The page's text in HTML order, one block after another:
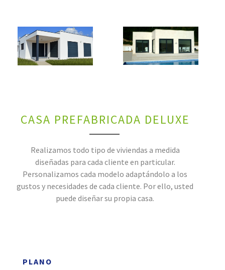
CASA PREFABRICADA DELUXE
Realizamos todo tipo de viviendas a medida
diseñadas para cada cliente en particular.
Personalizamos cada modelo adaptándolo a los
gustos y necesidades de cada cliente. Por ello, usted
puede diseñar su propia casa.
PLANO